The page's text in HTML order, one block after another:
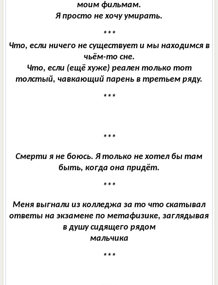
моим фильмам.
Я просто не хочу умирать.
***
Что, если ничего не существует и мы находимся в
чьём-то сне.
Что, если (ещё хуже) реален только тот
толстый, чавкающий парень в третьем ряду.
***
***
Смерти я не боюсь. Я только не хотел бы там
быть, когда она придёт.
***
Меня выгнали из колледжа за то что скатывал
ответы на экзамене по метафизике, заглядывая
в душу сидящего рядом
мальчика
***